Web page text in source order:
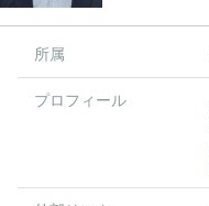
所属
プロフィール